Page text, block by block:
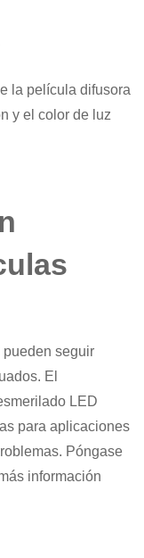
la película difusora
y el color de luz
seguir
El
LED
para aplicaciones
Póngase
información